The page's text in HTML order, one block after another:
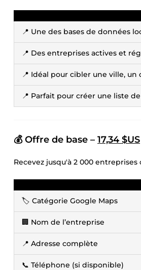
📍 Une des bases de données
📍 Des entreprises actives et
📍 Idéal pour cibler une ville,
📍 Parfait pour créer une liste
💰 Offre de base – 17,34 $US
Recevez jusqu'à 2 000
🏷️ Catégorie Google Maps
🏢 Nom de l’entreprise
📍 Adresse complète
📞 Téléphone (si disponible)